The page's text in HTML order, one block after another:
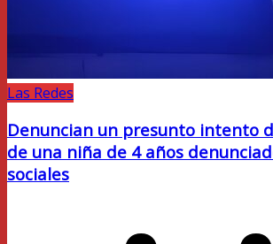
Las Redes
Denuncian un presunto intento
de una niña de 4 años
sociales